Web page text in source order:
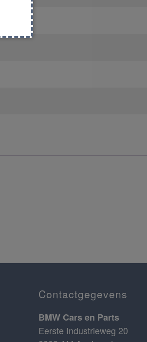
Contactgegevens
BMW Cars en Parts
Eerste Industrieweg 20